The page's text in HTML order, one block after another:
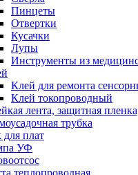
Пинцеты
Отвертки
Кусачки
Лупы
Инструменты из
Клей для ремонта
Клей токопроводный
лента, защитная
трубка
для плат
УФ
теплопроводная